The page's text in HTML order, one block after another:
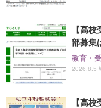
【高
部募集
教育・
2026.8.5
【高